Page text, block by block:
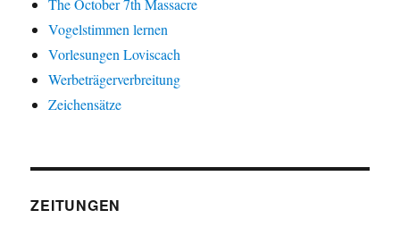
The October 7th Massacre
Vogelstimmen lernen
Vorlesungen Loviscach
Werbeträgerverbreitung
Zeichensätze
ZEITUNGEN